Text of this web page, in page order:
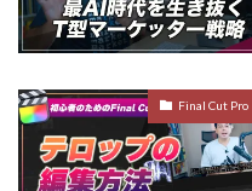
Final Cut Pro